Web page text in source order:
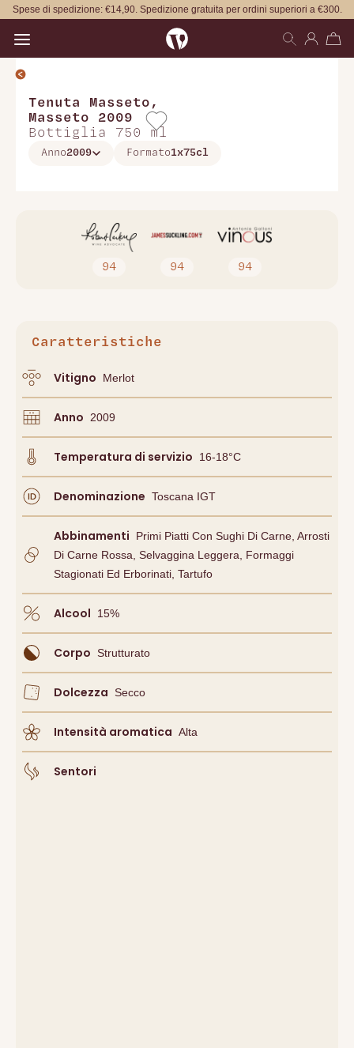
Spese di spedizione: €14,90. Spedizione gratuita per ordini superiori a €300.
Tenuta Masseto ,
Masseto 2009
Bottiglia 750 ml
Anno2009 Formato1x75cl
94 94 94
Caratteristiche
Vitigno Merlot
Anno 2009
Temperatura di servizio 16-18°C
Denominazione Toscana IGT
Abbinamenti
Primi Piatti Con Sughi Di Carne, Arrosti
Di Carne Rossa, Selvaggina Leggera, Formaggi
Stagionati Ed Erborinati, Tartufo
Alcool 15%
Corpo Strutturato
Dolcezza Secco
Intensità aromatica Alta
Sentori